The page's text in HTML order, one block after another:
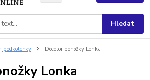
Hledat
podkolenky Decolor ponožky Lonka
Lonka